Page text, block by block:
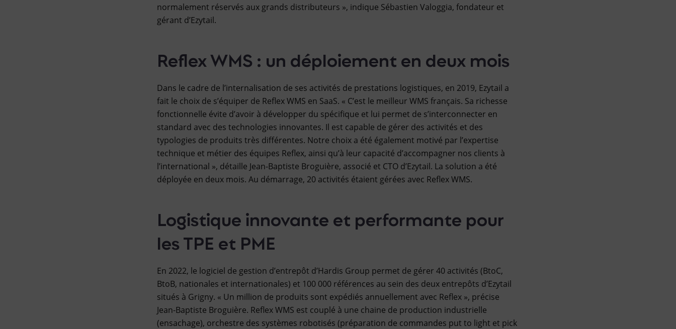
normalement réservés aux grands distributeurs », indique Sébastien Valoggia, fondateur et
gérant d’Ezytail.
Reflex WMS : un déploiement en deux mois
Dans le cadre de l’internalisation de ses activités de prestations logistiques, en 2019, Ezytail a
fait le choix de s’équiper de Reflex WMS en SaaS. « C’est le meilleur WMS français. Sa richesse
fonctionnelle évite d’avoir à développer du spécifique et lui permet de s’interconnecter en
standard avec des technologies innovantes. Il est capable de gérer des activités et des
typologies de produits très différentes. Notre choix a été également motivé par l’expertise
technique et métier des équipes Reflex, ainsi qu’à leur capacité d’accompagner nos clients à
l’international », détaille Jean-Baptiste Broguière, associé et CTO d’Ezytail. La solution a été
déployée en deux mois. Au démarrage, 20 activités étaient gérées avec Reflex WMS.
Logistique innovante et performante pour
les TPE et PME
En 2022, le logiciel de gestion d’entrepôt d’Hardis Group permet de gérer 40 activités (BtoC,
BtoB, nationales et internationales) et 100 000 références au sein des deux entrepôts d’Ezytail
situés à Grigny. « Un million de produits sont expédiés annuellement avec Reflex », précise
Jean-Baptiste Broguière. Reflex WMS est couplé à une chaine de production industrielle
(ensachage), orchestre des systèmes robotisés (préparation de commandes put to light et pick